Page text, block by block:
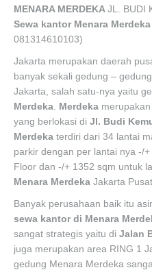
MENARA MERDEKAJL. BUDI
Sewa kantor Menara Merdeka
081314610103)
Jakarta merupakan daerah
banyak sekali gedung –
Jakarta, salah satu-nya yaitu
Merdeka Merdeka
yang berlokasi di Jl. Budi
Merdeka terdiri dari 34 lantai
parkir dengan per lantai nya -/
Floor dan -/+ 1352 sqm untuk
Menara Merdeka Jakarta
Banyak perusahaan baik itu
sewa kantor di Menara
sangat strategis yaitu di Jalan
juga merupakan area RING 1
gedung Menara Merdeka